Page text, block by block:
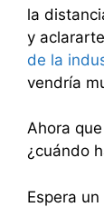
la
y
de la
vendría
Ahora
¿cuándo
Espera